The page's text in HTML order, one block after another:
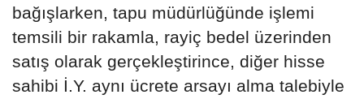
bağışlarken, tapu müdürlüğünde işlemi
temsili bir rakamla, rayiç bedel üzerinden
satış olarak gerçekleştirince, diğer hisse
sahibi İ.Y. aynı ücrete arsayı alma talebiyle